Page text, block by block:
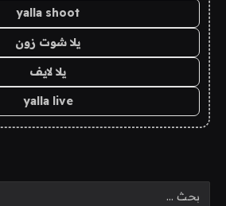
yalla shoot
يلا شوت زون
يلا لايف
yalla live